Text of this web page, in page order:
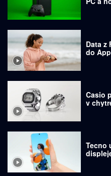
Data z
do
Casio
v
Tecno